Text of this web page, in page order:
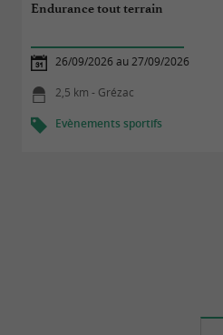
Endurance tout terrain
26/09/2026 au 27/09/2026
2,5 km - Grézac
Evènements sportifs